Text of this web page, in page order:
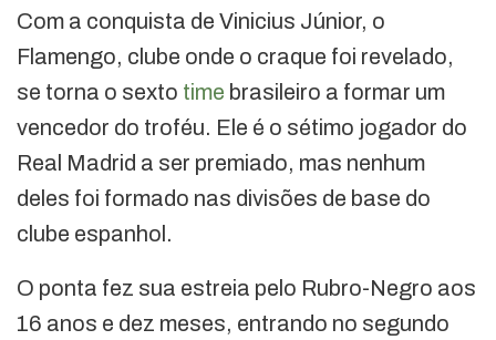
Com a conquista de Vinicius Júnior, o
Flamengo, clube onde o craque foi revelado,
se torna o sexto time brasileiro a formar um
vencedor do troféu. Ele é o sétimo jogador do
Real Madrid a ser premiado, mas nenhum
deles foi formado nas divisões de base do
clube espanhol.
O ponta fez sua estreia pelo Rubro-Negro aos
16 anos e dez meses, entrando no segundo